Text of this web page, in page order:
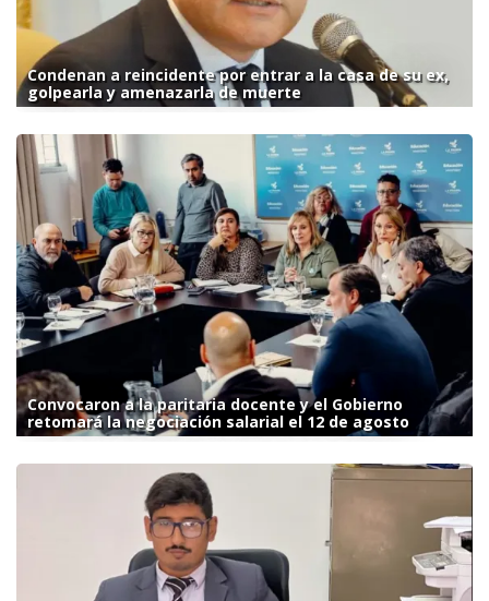
Condenan a reincidente por entrar a la casa de su ex,
golpearla y amenazarla de muerte
Convocaron a la paritaria docente y el Gobierno
retomará la negociación salarial el 12 de agosto